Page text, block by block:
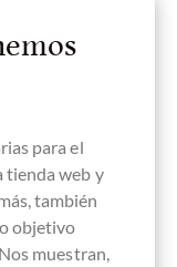
para el
tienda web y
también
objetivo
muestran,